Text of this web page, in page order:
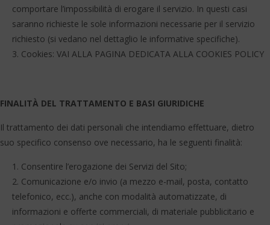
comportare l’impossibilità di erogare il servizio. In questi casi
saranno richieste le sole informazioni necessarie per il servizio
richiesto (si vedano nel dettaglio le informative specifiche).
Cookies: VAI ALLA PAGINA DEDICATA ALLA COOKIES POLICY
FINALITÀ DEL TRATTAMENTO E BASI GIURIDICHE
Il trattamento dei dati personali che intendiamo effettuare, dietro
suo specifico consenso ove necessario, ha le seguenti finalità:
Consentire l’erogazione dei Servizi del Sito;
Comunicazione e/o invio (a mezzo e-mail, posta, contatto
telefonico, ecc.), anche con modalità automatizzate, di
informazioni e offerte commerciali, di materiale pubblicitario e